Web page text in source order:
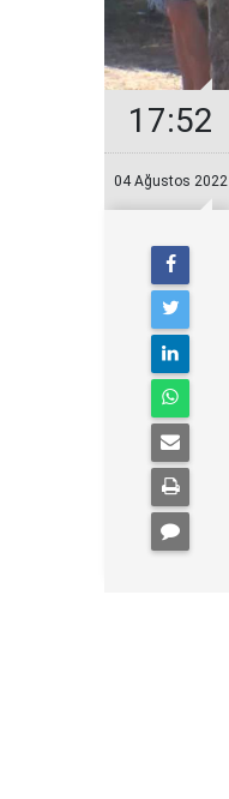
17:52
04 Ağustos 2022